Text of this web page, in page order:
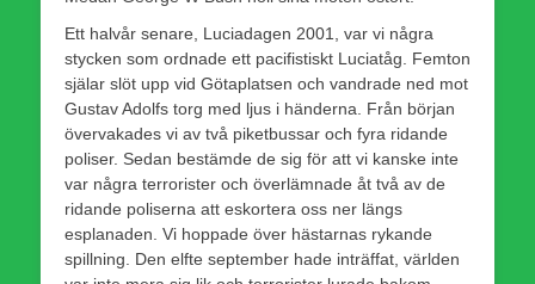
Ett halvår senare, Luciadagen 2001, var vi några
stycken som ordnade ett pacifistiskt Luciatåg. Femton
själar slöt upp vid Götaplatsen och vandrade ned mot
Gustav Adolfs torg med ljus i händerna. Från början
övervakades vi av två piketbussar och fyra ridande
poliser. Sedan bestämde de sig för att vi kanske inte
var några terrorister och överlämnade åt två av de
ridande poliserna att eskortera oss ner längs
esplanaden. Vi hoppade över hästarnas rykande
spillning. Den elfte september hade inträffat, världen